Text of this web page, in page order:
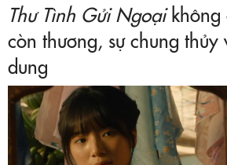
Thư Tình Gửi Ngoạikhông
còn thương, sự chung
dung